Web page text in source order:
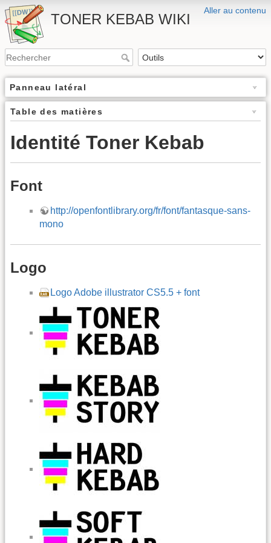
Aller au contenu
TONER KEBAB WIKI
Panneau latéral
Table des matières
Identité Toner Kebab
Font
http://openfontlibrary.org/fr/font/fantasque-sans-
mono
Logo
Logo Adobe illustrator CS5.5 + font